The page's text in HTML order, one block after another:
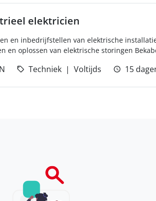
elektricien
en inbedrijfstellen van elektrische
en oplossen van elektrische storingen
Techniek Voltijds 15